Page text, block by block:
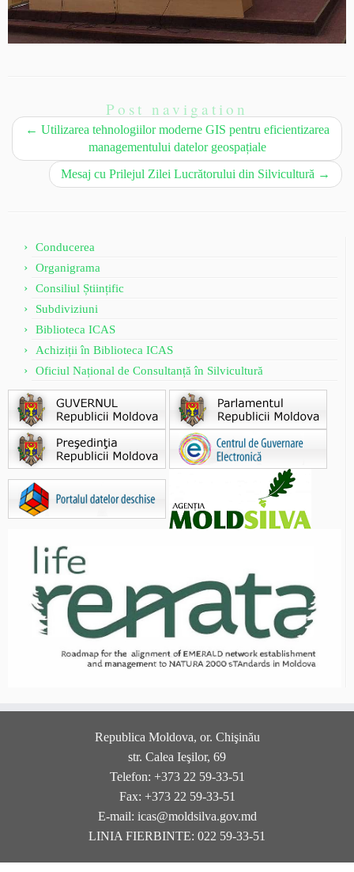
Post navigation
← Utilizarea tehnologiilor moderne GIS pentru eficientizarea
managementului datelor geospațiale
Mesaj cu Prilejul Zilei Lucrătorului din Silvicultură →
Conducerea
Organigrama
Consiliul Științific
Subdiviziuni
Biblioteca ICAS
Achiziții în Biblioteca ICAS
Oficiul Național de Consultanță în Silvicultură
Republica Moldova, or. Chişinău
str. Calea Ieşilor, 69
Telefon: +373 22 59-33-51
Fax: +373 22 59-33-51
E-mail: icas@moldsilva.gov.md
LINIA FIERBINTE: 022 59-33-51